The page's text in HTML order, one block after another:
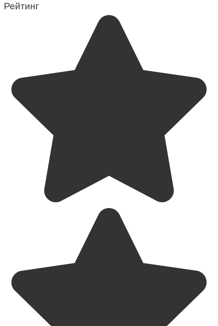
Рейтинг